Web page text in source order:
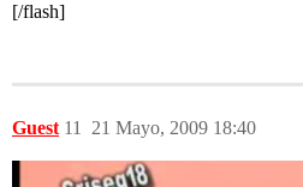
[/flash]
Guest 21 Mayo, 2009 18:40
11